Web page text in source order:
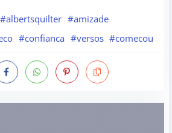
#albertsquilter #amizade
#confianca #versos #comecou